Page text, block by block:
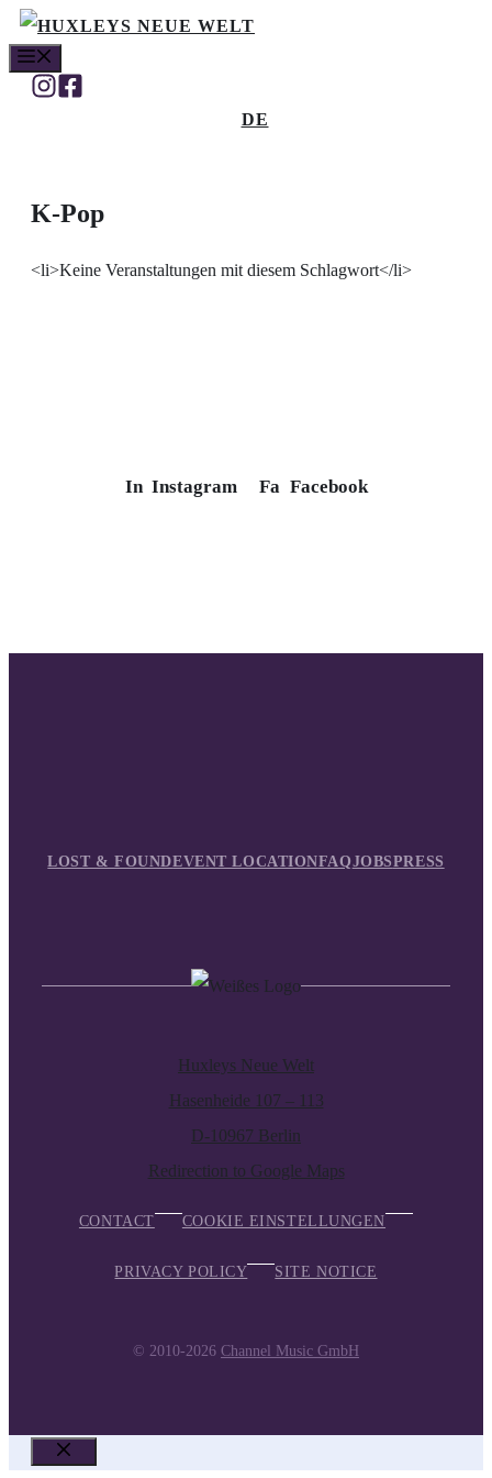
Skip
to
content
DE
K-Pop
<li>Keine Veranstaltungen mit diesem Schlagwort</li>
In Instagram Fa Facebook
LOST & FOUNDEVENT LOCATIONFAQJOBSPRESS
Huxleys Neue Welt
Hasenheide 107 – 113
D-10967 Berlin
Redirection to Google Maps
CONTACT COOKIE EINSTELLUNGEN
PRIVACY POLICY SITE NOTICE
© 2010-2026 Channel Music GmbH
CLOSE